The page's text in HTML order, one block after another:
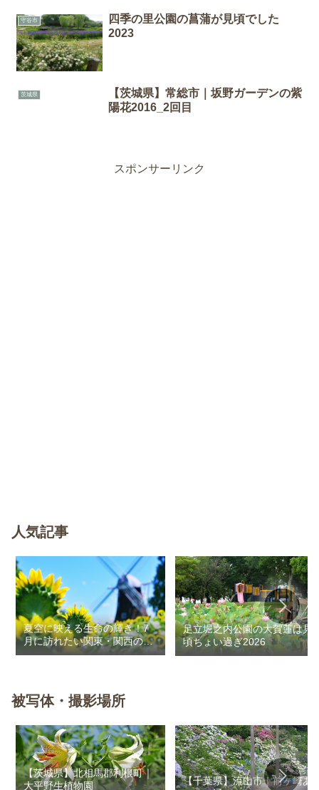
守谷市
四季の里公園の菖蒲が見頃でした
2023
茨城県
【茨城県】常総市｜坂野ガーデンの紫
陽花2016_2回目
スポンサーリンク
人気記事
夏空に映える生命の輝き！7
月に訪れたい関東・関西のお
花畑
足立堀之内公園の大賀蓮は見
頃ちょい過ぎ2026
被写体・撮影場所
【茨城県】北相馬郡利根町｜
大平野生植物園
【千葉県】流山市｜前ヶ崎あ